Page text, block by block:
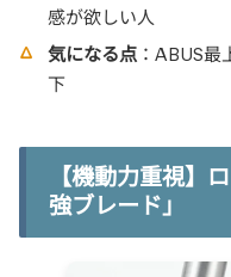
感が欲しい人
気になる点 ：ABUS
下
【機動力重視】
強ブレード」